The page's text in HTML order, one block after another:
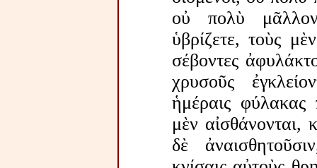
οὐ πολὺ
ὑβρίζετε, τοὺς
σέβοντες
χρυσοῦς
ἡμέραις φύλακας
μὲν αἰσθάνονται,
δὲ